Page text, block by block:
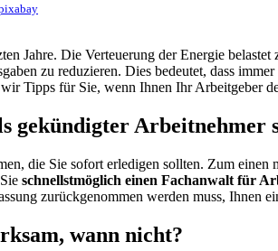
Jahre. Die Verteuerung der Energie
zu reduzieren. Dies bedeutet, dass
Tipps für Sie, wenn Ihnen Ihr Arbeitgeber
gekündigter Arbeitnehmer
die Sie sofort erledigen sollten. Zum
schnellstmöglich einen Fachanwalt für
zurückgenommen werden muss, Ihnen
wann nicht?